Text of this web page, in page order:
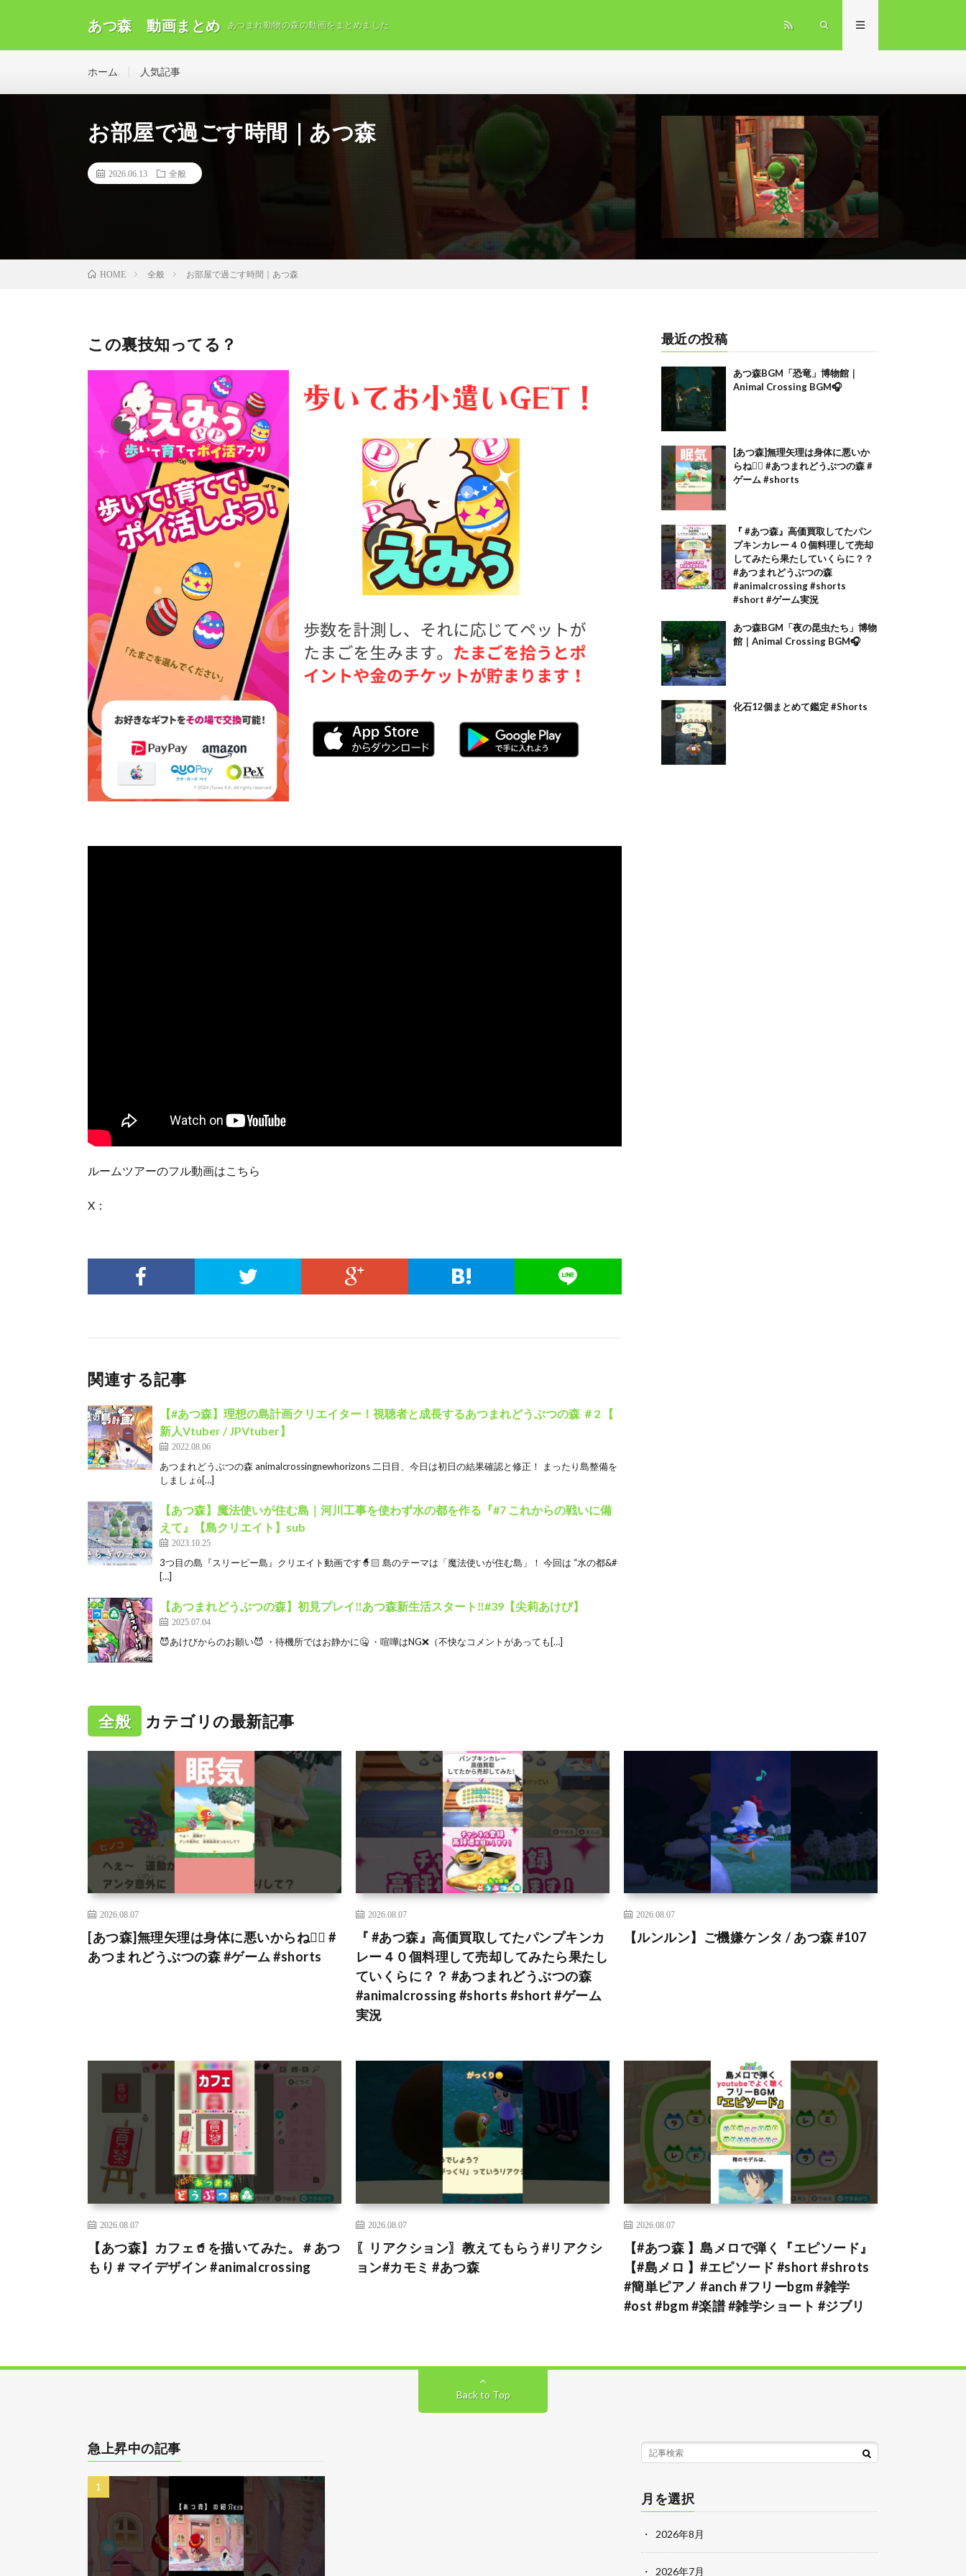
あつ森 動画まとめ あつまれ動物の森の動画をまとめました
ホーム 人気記事
お部屋で過ごす時間｜あつ森
2026.06.13 全般
HOME 全般 お部屋で過ごす時間｜あつ森
この裏技知ってる？
ルームツアーのフル動画はこちら
X：
関連する記事
【#あつ森】理想の島計画クリエイター！視聴者と成長するあつまれどうぶつの森 ＃2 【
新人Vtuber / JPVtuber】
2022.08.06
あつまれどうぶつの森 animalcrossingnewhorizons 二日目、今日は初日の結果確認と修正！ まったり島整備を
しましょὁ[…]
【あつ森】魔法使いが住む島｜河川工事を使わず水の都を作る『#7 これからの戦いに備
えて』【島クリエイト】sub
2023.10.25
3つ目の島『スリーピー島』クリエイト動画です🧙🏻 島のテーマは「魔法使いが住む島」！ 今回は “水の都&#
[…]
【あつまれどうぶつの森】初見プレイ‼あつ森新生活スタート‼#39【尖莉あけび】
2025.07.04
😈あけびからのお願い😈 ・待機所ではお静かに🤐 ・喧嘩はNG❌（不快なコメントがあっても[…]
最近の投稿
あつ森BGM「恐竜」博物館｜
Animal Crossing BGM🎧
[あつ森]無理矢理は身体に悪いか
らね🙂‍↕️ #あつまれどうぶつの森 #
ゲーム #shorts
『 #あつ森』高価買取してたパン
プキンカレー４０個料理して売却
してみたら果たしていくらに？？
#あつまれどうぶつの森
#animalcrossing #shorts
#short #ゲーム実況
あつ森BGM「夜の昆虫たち」博物
館｜Animal Crossing BGM🎧
化石12個まとめて鑑定 #Shorts
全般 カテゴリの最新記事
2026.08.07
[あつ森]無理矢理は身体に悪いからね🙂‍↕️ #
あつまれどうぶつの森 #ゲーム #shorts
2026.08.07
『 #あつ森』高価買取してたパンプキンカ
レー４０個料理して売却してみたら果たし
ていくらに？？ #あつまれどうぶつの森
#animalcrossing #shorts #short #ゲーム
実況
2026.08.07
【ルンルン】ご機嫌ケンタ / あつ森 #107
2026.08.07
【あつ森】カフェ🥤を描いてみた。＃あつ
もり＃マイデザイン #animalcrossing
2026.08.07
〖リアクション〗教えてもらう#リアクシ
ョン#カモミ #あつ森
2026.08.07
【#あつ森 】島メロで弾く『エピソード』
【#島メロ 】#エピソード #short #shrots
#簡単ピアノ #anch #フリーbgm #雑学
#ost #bgm #楽譜 #雑学ショート #ジブリ
Back to Top
急上昇中の記事
月を選択
2026年8月
2026年7月